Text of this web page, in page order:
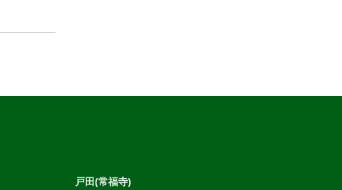
戸田(常福寺)